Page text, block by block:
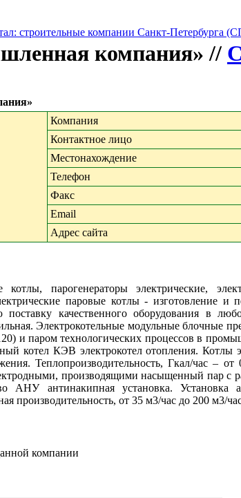
строительные компании Санкт-Петербурга
компания» //
Компания
Контактное лицо
Местонахождение
Телефон
Факс
Email
Адрес сайта
котлы, парогенераторы электрические,
паровые котлы - изготовление
качественного оборудования в
Электрокотельные модульные
и паром технологических процессов в
котел КЭВ электрокотел отопления.
Теплопроизводительность, Гкал/час –
производящими насыщенный пар с
АНУ антинакипная установка.
производительность, от 35 м3/час до 200 м3/
компании